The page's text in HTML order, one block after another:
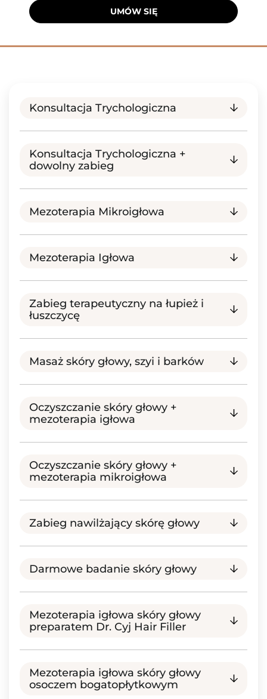
UMÓW SIĘ
Konsultacja Trychologiczna
Konsultacja Trychologiczna +
dowolny zabieg
Mezoterapia Mikroigłowa
Mezoterapia Igłowa
Zabieg terapeutyczny na łupież i
łuszczycę
Masaż skóry głowy, szyi i barków
Oczyszczanie skóry głowy +
mezoterapia igłowa
Oczyszczanie skóry głowy +
mezoterapia mikroigłowa
Zabieg nawilżający skórę głowy
Darmowe badanie skóry głowy
Mezoterapia igłowa skóry głowy
preparatem Dr. Cyj Hair Filler
Mezoterapia igłowa skóry głowy
osoczem bogatopłytkowym